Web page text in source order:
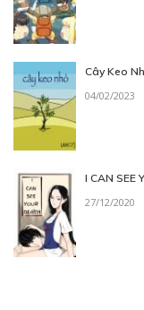
Cây Keo
04/02/2023
I CAN SEE
27/12/2020